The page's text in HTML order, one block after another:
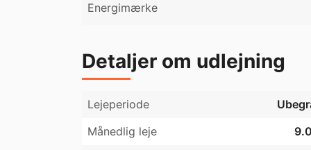
Energimærke
Detaljer om udlejning
Lejeperiode
Månedlig leje